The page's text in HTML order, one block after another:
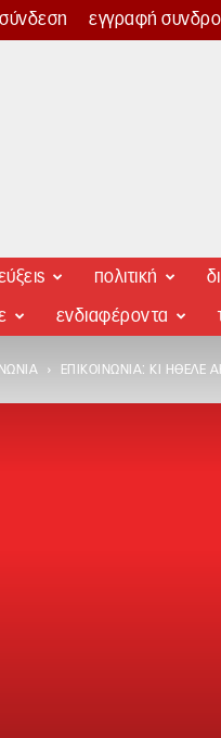
σύνδεση εγγραφή
πολιτική
ενδιαφέροντα
ΕΠΙΚΟΙΝΩΝΊΑ: ΚΙ ΉΘΕΛΕ